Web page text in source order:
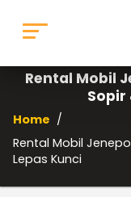
Rental Mobil
Sopir
Home /
Rental Mobil
Lepas Kunci